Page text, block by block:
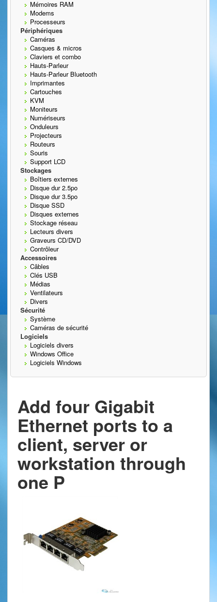
Mémoires RAM
Modems
Processeurs
Périphériques
Caméras
Casques & micros
Claviers et combo
Hauts-Parleur
Hauts-Parleur Bluetooth
Imprimantes
Cartouches
KVM
Moniteurs
Numériseurs
Onduleurs
Projecteurs
Routeurs
Souris
Support LCD
Stockages
Boîtiers externes
Disque dur 2.5po
Disque dur 3.5po
Disque SSD
Disques externes
Stockage réseau
Lecteurs divers
Graveurs CD/DVD
Contrôleur
Accessoires
Câbles
Clés USB
Médias
Ventilateurs
Divers
Sécurité
Système
Caméras de sécurité
Logiciels
Logiciels divers
Windows Office
Logiciels Windows
Add four Gigabit
Ethernet ports to a
client, server or
workstation through
one P